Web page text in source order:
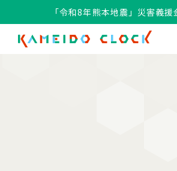
「令和8年熊本地震」災害義